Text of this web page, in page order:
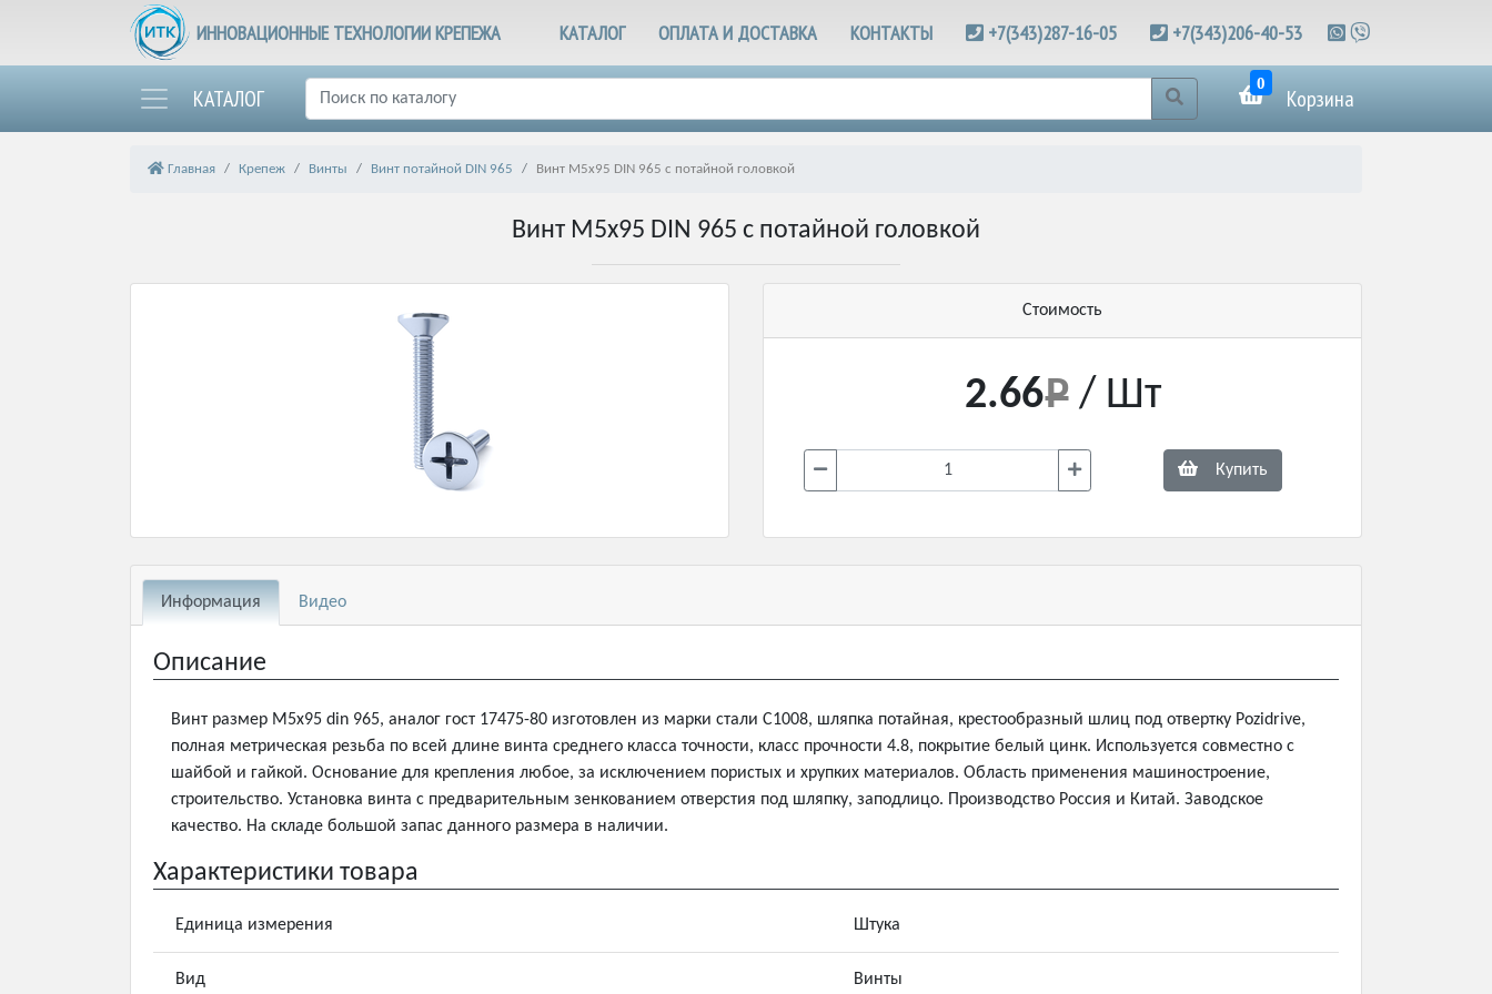
ИННОВАЦИОННЫЕ ТЕХНОЛОГИИ КРЕПЕЖА КАТАЛОГ ОПЛАТА И ДОСТАВКА КОНТАКТЫ +7(343)287-16-05 +7(343)206-40-53
КАТАЛОГ
0
Корзина
Главная Крепеж Винты Винт потайной DIN 965 Винт М5х95 DIN 965 с потайной головкой
Винт М5х95 DIN 965 с потайной головкой
Стоимость
2.66 / Шт
Купить
Информация Видео
Описание
Винт размер М5х95 din 965, аналог гост 17475-80 изготовлен из марки стали С1008, шляпка потайная, крестообразный шлиц под отвертку Pozidrive,
полная метрическая резьба по всей длине винта среднего класса точности, класс прочности 4.8, покрытие белый цинк. Используется совместно с
шайбой и гайкой. Основание для крепления любое, за исключением пористых и хрупких материалов. Область применения машиностроение,
строительство. Установка винта с предварительным зенкованием отверстия под шляпку, заподлицо. Производство Россия и Китай. Заводское
качество. На складе большой запас данного размера в наличии.
Характеристики товара
Единица измерения Штука
Вид Винты